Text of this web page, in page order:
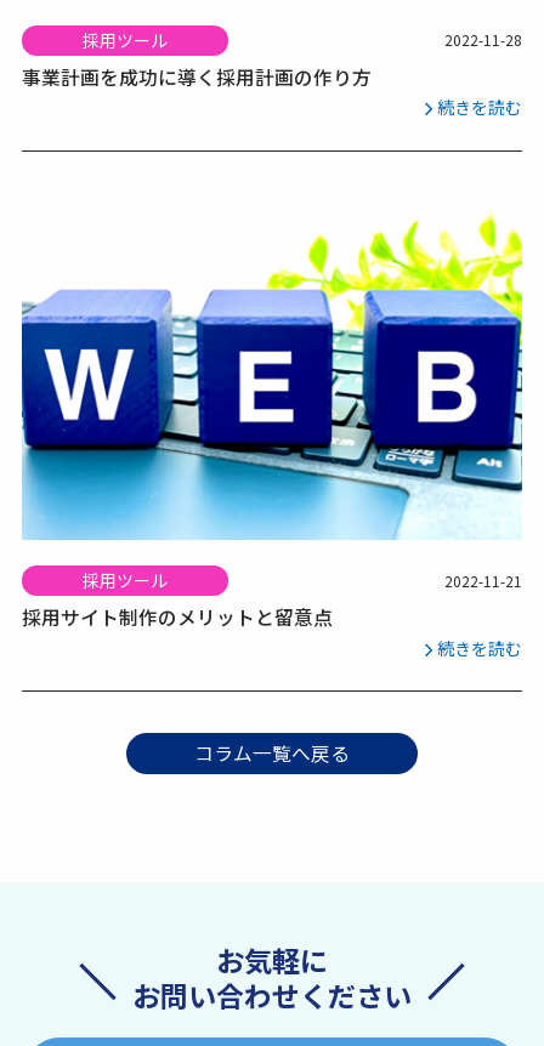
採用ツール 2022-11-28
事業計画を成功に導く採用計画の作り方
続きを読む
採用ツール 2022-11-21
採用サイト制作のメリットと留意点
続きを読む
コラム一覧へ戻る
お気軽に
お問い合わせください